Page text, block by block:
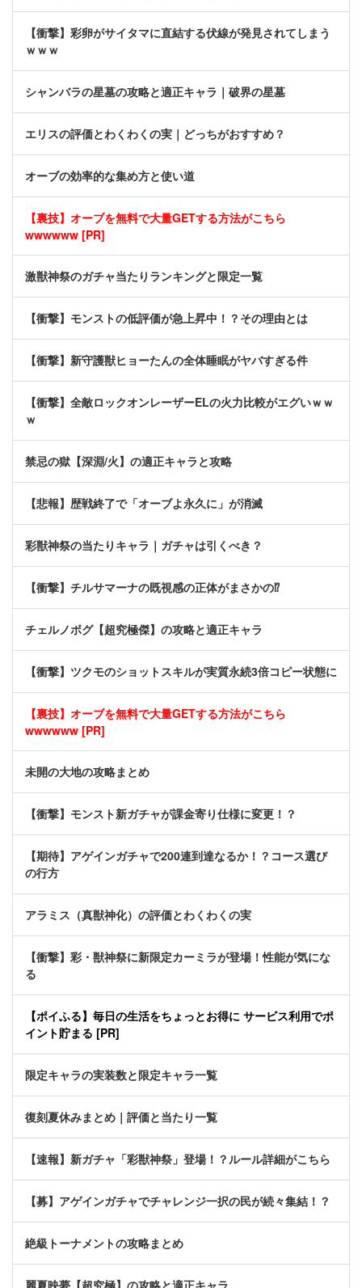
【衝撃】彩卵がサイタマに直結する伏線が発見されてしまう
ｗｗｗ
シャンバラの星墓の攻略と適正キャラ｜破界の星墓
エリスの評価とわくわくの実｜どっちがおすすめ？
オーブの効率的な集め方と使い道
【裏技】オーブを無料で大量GETする方法がこちら
wwwwww [PR]
激獣神祭のガチャ当たりランキングと限定一覧
【衝撃】モンストの低評価が急上昇中！？その理由とは
【衝撃】新守護獣ヒョーたんの全体睡眠がヤバすぎる件
【衝撃】全敵ロックオンレーザーELの火力比較がエグいｗｗ
ｗ
禁忌の獄【深淵/火】の適正キャラと攻略
【悲報】歴戦終了で「オーブよ永久に」が消滅
彩獣神祭の当たりキャラ｜ガチャは引くべき？
【衝撃】チルサマーナの既視感の正体がまさかの⁉️
チェルノボグ【超究極傑】の攻略と適正キャラ
【衝撃】ツクモのショットスキルが実質永続3倍コピー状態に
【裏技】オーブを無料で大量GETする方法がこちら
wwwwww [PR]
未開の大地の攻略まとめ
【衝撃】モンスト新ガチャが課金寄り仕様に変更！？
【期待】アゲインガチャで200連到達なるか！？コース選び
の行方
アラミス（真獣神化）の評価とわくわくの実
【衝撃】彩・獣神祭に新限定カーミラが登場！性能が気にな
る
【ポイふる】毎日の生活をちょっとお得に サービス利用でポ
イント貯まる [PR]
限定キャラの実装数と限定キャラ一覧
復刻夏休みまとめ｜評価と当たり一覧
【速報】新ガチャ「彩獣神祭」登場！？ルール詳細がこちら
【募】アゲインガチャでチャレンジ一択の民が続々集結！？
絶級トーナメントの攻略まとめ